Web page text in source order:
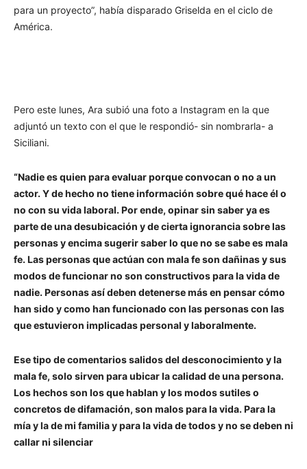
para un proyecto”, había disparado Griselda en el ciclo de
América.
Pero este lunes, Ara subió una foto a Instagram en la que
adjuntó un texto con el que le respondió- sin nombrarla- a
Siciliani.
“Nadie es quien para evaluar porque convocan o no a un
actor. Y de hecho no tiene información sobre qué hace él o
no con su vida laboral. Por ende, opinar sin saber ya es
parte de una desubicación y de cierta ignorancia sobre las
personas y encima sugerir saber lo que no se sabe es mala
fe. Las personas que actúan con mala fe son dañinas y sus
modos de funcionar no son constructivos para la vida de
nadie. Personas así deben detenerse más en pensar cómo
han sido y como han funcionado con las personas con las
que estuvieron implicadas personal y laboralmente.
Ese tipo de comentarios salidos del desconocimiento y la
mala fe, solo sirven para ubicar la calidad de una persona.
Los hechos son los que hablan y los modos sutiles o
concretos de difamación, son malos para la vida. Para la
mía y la de mi familia y para la vida de todos y no se deben ni
callar ni silenciar